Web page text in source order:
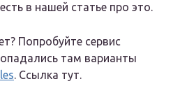
в нашей статье про это.
Попробуйте сервис
там варианты
. Ссылка тут.